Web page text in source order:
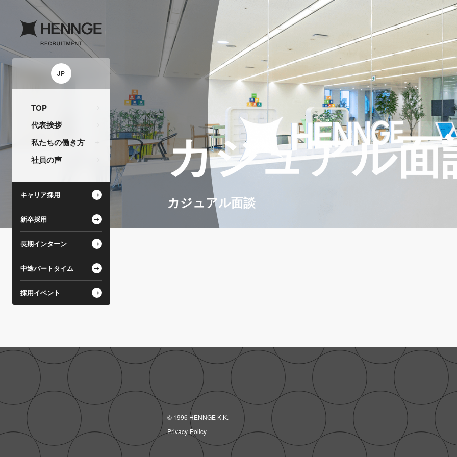
JP
TOP
代表挨拶
私たちの働き方
社員の声
キャリア採用
新卒採用
長期インターン
中途パートタイム
採用イベント
カジュアル面
カジュアル面談
© 1996 HENNGE K.K.
Privacy Policy